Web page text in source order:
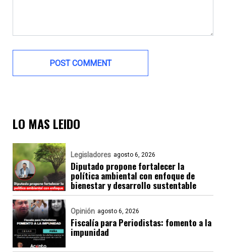
LO MAS LEIDO
Legisladores agosto 6, 2026
Diputado propone fortalecer la
política ambiental con enfoque de
bienestar y desarrollo sustentable
Opinión agosto 6, 2026
Fiscalía para Periodistas: fomento a la
impunidad